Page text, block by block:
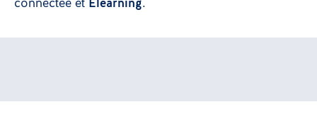
connectée et Elearning.